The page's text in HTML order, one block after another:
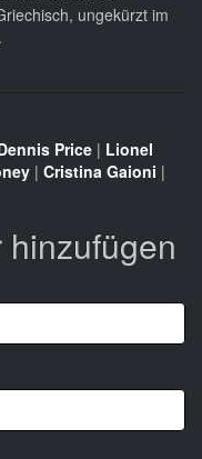
ungekürzt im
Price | Lionel
| Cristina Gaioni |